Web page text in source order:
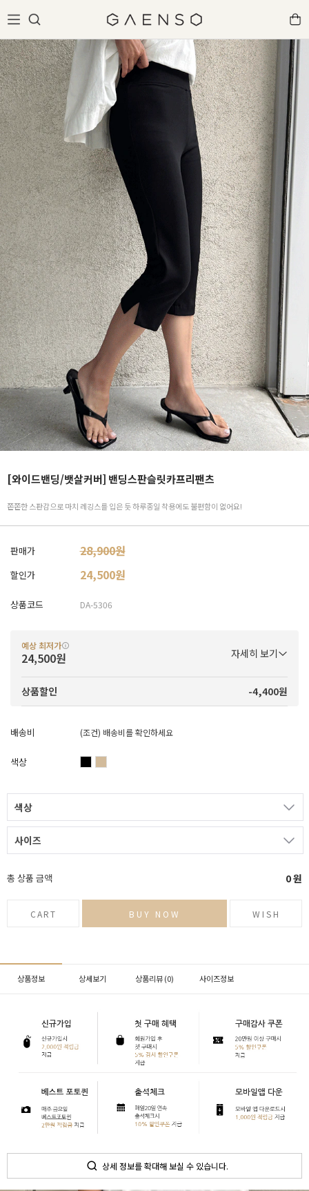
[와이드밴딩/뱃살커버] 밴딩스판슬릿카프리팬츠
쫀쫀한 스판감으로 마치 레깅스를 입은 듯 하루종일 착용에도 불편함이 없어요!
판매가 28,900원
할인가 24,500원
상품코드 DA-5306
예상 최저가
24,500원 자세히 보기
상품할인 -4,400원
배송비 (조건) 배송비를 확인하세요
색상
색상
사이즈
총 상품 금액 0원
CART BUY NOW WISH
상품정보 상세보기 상품리뷰 (0) 사이즈정보
상세 정보를 확대해 보실 수 있습니다.